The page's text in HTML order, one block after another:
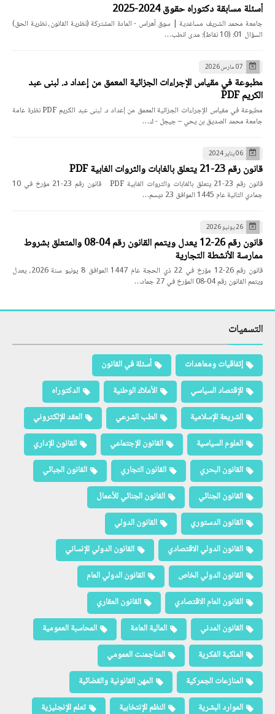
أسئلة مسابقة دكتوراه حقوق 2024-2025
جامعة محمد الشريف مساعدية | سوق أهراس - المادة المشتركة (نظرية القانون، نظرية الحق)
السؤال 01: (10 نقاط): مدى انطب…
07 مارس 2026
مطبوعة في مقياس الإجراءات الجزائية المعمق من إعداد د. لبنى عبد
الكريم PDF
مطبوعة في مقياس الإجراءات الجزائية المعمق من إعداد د. لبنى عبد الكريم PDF نظرة عامة
جامعة محمد الصديق بن يحي – جيجل - ك…
06 يناير 2024
قانون رقم 23-21 يتعلق بالغابات والثروات الغابية PDF
قانون رقم 23-21 يتعلق بالغابات والثروات الغابية PDF قانون رقم 23-21 مؤرخ في 10
جمادي الثانية عام 1445 الموافق 23 ديسم…
26 يونيو 2026
قانون رقم 26-12 يعدل ويتمم القانون رقم 04-08 والمتعلق بشروط
ممارسة الأنشطة التجارية
قانون رقم 26-12 مؤرخ في 22 ذي الحجة عام 1447 الموافق 8 يونيو سنة 2026، يعدل
ويتمم القانون رقم 04-08 المؤرخ في 27 جماد…
التسميات
إتفاقيات ومعاهدات
أسئلة في القانون
الإقتصاد السياسي
الأملاك الوطنية
الدكتوراه
الشريعة الإسلامية
الطب الشرعي
العقد الإلكتروني
العلوم السياسية
القانون الإجتماعي
القانون الإداري
القانون البحري
القانون التجاري
القانون الجبائي
القانون الجنائي
القانون الجنائي للأعمال
القانون الدستوري
القانون الدولي
القانون الدولي الاقتصادي
القانون الدولي الإنساني
القانون الدولي الخاص
القانون الدولي العام
القانون العام الاقتصادي
القانون العقاري
القانون المدني
المالية العامة
المحاسبة العمومية
الملكية الفكرية
المناجمنت العمومي
المنازعات الجمركية
المهن القانونية والقضائية
الموارد البشرية
النظم الإنتخابية تعلم الإنجليزية